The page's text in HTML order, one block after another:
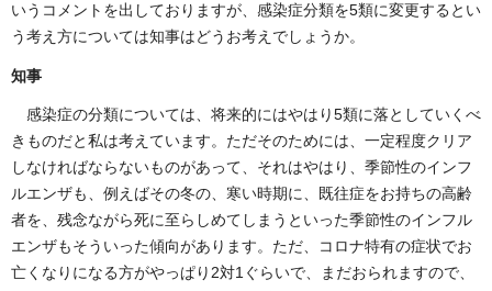
いうコメントを出しておりますが、感染症分類を5類に変更するとい
う考え方については知事はどうお考えでしょうか。
知事
感染症の分類については、将来的にはやはり5類に落としていくべ
きものだと私は考えています。ただそのためには、一定程度クリア
しなければならないものがあって、それはやはり、季節性のインフ
ルエンザも、例えばその冬の、寒い時期に、既往症をお持ちの高齢
者を、残念ながら死に至らしめてしまうといった季節性のインフル
エンザもそういった傾向があります。ただ、コロナ特有の症状でお
亡くなりになる方がやっぱり2対1ぐらいで、まだおられますので、